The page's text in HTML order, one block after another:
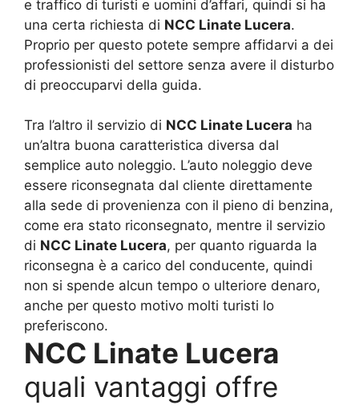
e traffico di turisti e uomini d’affari, quindi si ha
una certa richiesta di NCC Linate Lucera.
Proprio per questo potete sempre affidarvi a dei
professionisti del settore senza avere il disturbo
di preoccuparvi della guida.
Tra l’altro il servizio di NCC Linate Lucera ha
un’altra buona caratteristica diversa dal
semplice auto noleggio. L’auto noleggio deve
essere riconsegnata dal cliente direttamente
alla sede di provenienza con il pieno di benzina,
come era stato riconsegnato, mentre il servizio
di NCC Linate Lucera, per quanto riguarda la
riconsegna è a carico del conducente, quindi
non si spende alcun tempo o ulteriore denaro,
anche per questo motivo molti turisti lo
preferiscono.
NCC Linate Lucera
quali vantaggi offre